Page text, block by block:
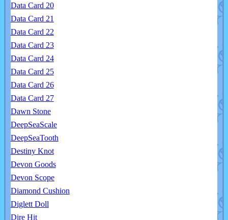
Data Card 20
Data Card 21
Data Card 22
Data Card 23
Data Card 24
Data Card 25
Data Card 26
Data Card 27
Dawn Stone
DeepSeaScale
DeepSeaTooth
Destiny Knot
Devon Goods
Devon Scope
Diamond Cushion
Diglett Doll
Dire Hit